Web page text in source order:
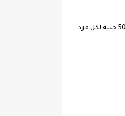
تعرف علي موعد صرف مبلغ الـ 500 جنيه لكل فرد من العمالة الغير منتظمة بالمحافظات المصرية ,وننشر تفاصيل اعطاء كل مواطن مبلغ 500 جنيه ابريل 2020 مبلغ 500 جنيه لكل فرد